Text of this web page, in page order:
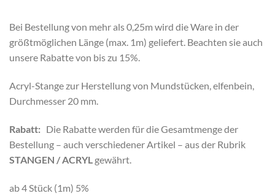
Bei Bestellung von mehr als 0,25m wird die Ware in der
größtmöglichen Länge (max. 1m) geliefert. Beachten sie auch
unsere Rabatte von bis zu 15%.
Acryl-Stange zur Herstellung von Mundstücken, elfenbein,
Durchmesser 20 mm.
Rabatt: Die Rabatte werden für die Gesamtmenge der
Bestellung – auch verschiedener Artikel – aus der Rubrik
STANGEN / ACRYL gewährt.
ab 4 Stück (1m) 5%